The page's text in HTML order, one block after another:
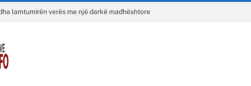
lamtumirën verës me një darkë madhështore